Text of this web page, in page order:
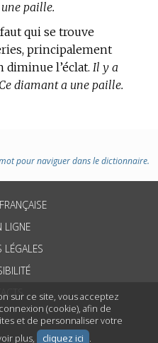
sur ce site, vous acceptez
(cookie), afin de
et de personnaliser votre
plus,
cliquez ici .
paille.
qui se trouve
principalement
diminue l’éclat. Il y a
diamant a une paille.
pour naviguer dans le dictionnaire.
LIGNE
LÉGALES